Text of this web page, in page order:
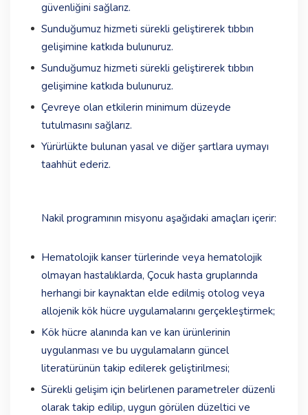
güvenliğini sağlarız.
Sunduğumuz hizmeti sürekli geliştirerek tıbbın
gelişimine katkıda bulunuruz.
Sunduğumuz hizmeti sürekli geliştirerek tıbbın
gelişimine katkıda bulunuruz.
Çevreye olan etkilerin minimum düzeyde
tutulmasını sağlarız.
Yürürlükte bulunan yasal ve diğer şartlara uymayı
taahhüt ederiz.
Nakil programının misyonu aşağıdaki amaçları içerir:
Hematolojik kanser türlerinde veya hematolojik
olmayan hastalıklarda, Çocuk hasta gruplarında
herhangi bir kaynaktan elde edilmiş otolog veya
allojenik kök hücre uygulamalarını gerçekleştirmek;
Kök hücre alanında kan ve kan ürünlerinin
uygulanması ve bu uygulamaların güncel
literatürünün takip edilerek geliştirilmesi;
Sürekli gelişim için belirlenen parametreler düzenli
olarak takip edilip, uygun görülen düzeltici ve